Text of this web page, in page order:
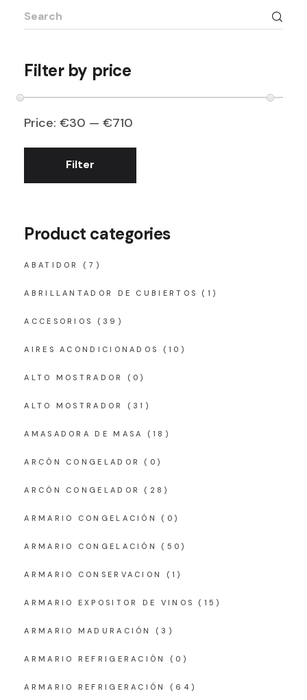
Search
for:
Filter by price
Min
Max
Filter
Price:€30 —€710
Product categories
ABATIDOR (7)
ABRILLANTADOR DE CUBIERTOS (1)
ACCESORIOS (39)
AIRES ACONDICIONADOS (10)
ALTO MOSTRADOR (0)
ALTO MOSTRADOR (31)
AMASADORA DE MASA (18)
ARCÓN CONGELADOR (0)
ARCÓN CONGELADOR (28)
ARMARIO CONGELACIÓN (0)
ARMARIO CONGELACIÓN (50)
ARMARIO CONSERVACION (1)
ARMARIO EXPOSITOR DE VINOS (15)
ARMARIO MADURACIÓN (3)
ARMARIO REFRIGERACIÓN (0)
ARMARIO REFRIGERACIÓN (64)